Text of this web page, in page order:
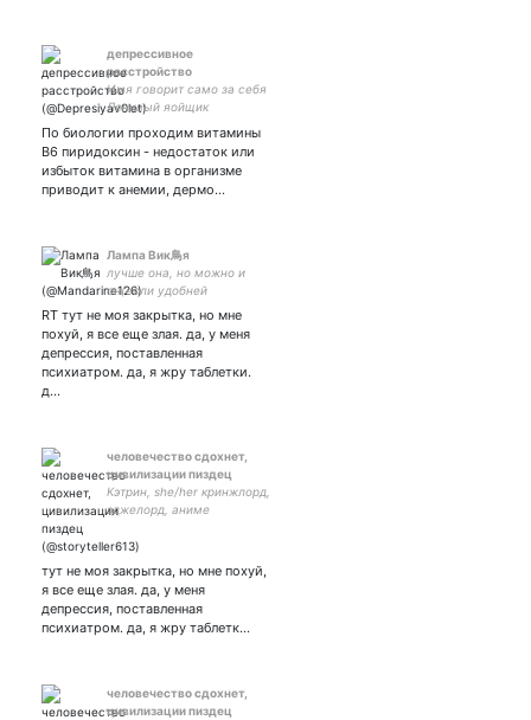
депрессивное
расстройство
Имя говорит само за себя
Ленивый яойщик
По биологии проходим витамины
В6 пиридоксин - недостаток или
избыток витамина в организме
приводит к анемии, дермо…
Лампа Вик鳥я
лучше она, но можно и
он(если удобней
Хаотичшый разбойник
света☀️Хромияня гуром и
твага? насилие - не выход
🏡застряла дома🏡 столп
RT тут не моя закрытка, но мне
похуй, я все еще злая. да, у меня
депрессия, поставленная
психиатром. да, я жру таблетки.
д…
человечество сдохнет,
цивилизации пиздец
Кэтрин, she/her кринжлорд,
эджелорд, аниме
кафедры генетики I have
my side - ◊ ru|ukr|eng|poor
cz
тут не моя закрытка, но мне похуй,
я все еще злая. да, у меня
депрессия, поставленная
психиатром. да, я жру таблетк…
человечество сдохнет,
цивилизации пиздец